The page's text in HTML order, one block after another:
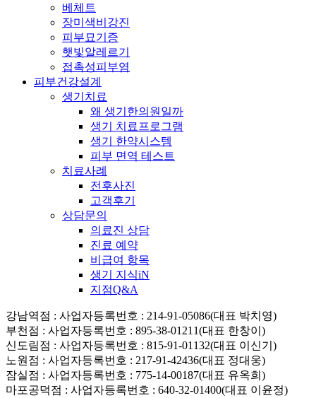
베체트
장미색비강진
피부묘기증
햇빛알레르기
접촉성피부염
피부건강설계
생기치료
왜 생기한의원일까
생기 치료프로그램
생기 한약시스템
피부 면역 테스트
치료사례
전후사진
고객후기
상담문의
의료진 상담
진료 예약
비급여 항목
생기 지식iN
지점Q&A
강남역점 : 사업자등록번호 : 214-91-05086(대표 박치영)
부천점 : 사업자등록번호 : 895-38-01211(대표 한창이)
신도림점 : 사업자등록번호 : 815-91-01132(대표 이신기)
노원점 : 사업자등록번호 : 217-91-42436(대표 정대웅)
잠실점 : 사업자등록번호 : 775-14-00187(대표 유옥희)
마포공덕점 : 사업자등록번호 : 640-32-01400(대표 이윤정)